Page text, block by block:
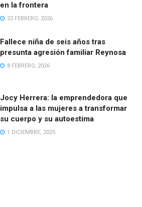
en la frontera
22 FEBRERO, 2026
Fallece niña de seis años tras
presunta agresión familiar Reynosa
8 FEBRERO, 2026
Jocy Herrera: la emprendedora que
impulsa a las mujeres a transformar
su cuerpo y su autoestima
1 DICIEMBRE, 2025